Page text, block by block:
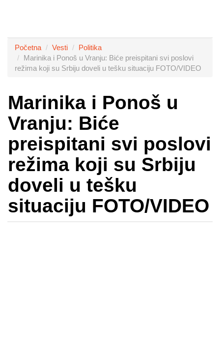
Početna Vesti
Politika
Marinika i Ponoš u Vranju: Biće preispitani svi poslovi
režima koji su Srbiju doveli u tešku situaciju FOTO/VIDEO
Marinika i Ponoš u
Vranju: Biće
preispitani svi poslovi
režima koji su Srbiju
doveli u tešku
situaciju FOTO/VIDEO